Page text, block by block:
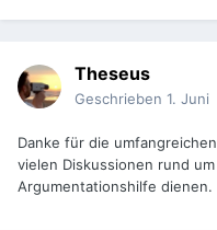
Theseus
Geschrieben 1. Juni
Danke für die
vielen Diskussionen rund
Argumentationshilfe dienen.